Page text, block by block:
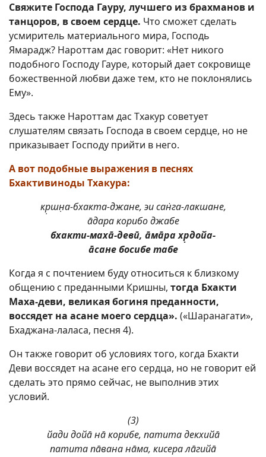
Свяжите Господа Гауру, лучшего из брахманов и
танцоров, в своем сердце. Что сможет сделать
усмиритель материального мира, Господь
Ямарадж? Нароттам дас говорит: «Нет никого
подобного Господу Гауре, который дает сокровище
божественной любви даже тем, кто не поклонялись
Ему».
Здесь также Нароттам дас Тхакур советует
слушателям связать Господа в своем сердце, но не
приказывает Господу прийти в него.
А вот подобные выражения в песнях
Бхактивиноды Тхакура:
кр̣шн̣а-бхакта-джане, эи сан̇га-лакшане,
āдара корибо джабе
бхакти-махā-девӣ, āмāра хр̣дойа-
āсане босибе табе
Когда я с почтением буду относиться к близкому
общению с преданными Кришны, тогда Бхакти
Маха-деви, великая богиня преданности,
воссядет на асане моего сердца». («Шаранагати»,
Бхаджана-лаласа, песня 4).
Он также говорит об условиях того, когда Бхакти
Деви воссядет на асане его сердца, но не говорит ей
сделать это прямо сейчас, не выполнив этих
условий.
(3)
йади дойā нā корибе, патита декхийā
патита пāвана нāма, кисера лāгийā